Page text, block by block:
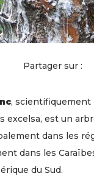
Partager sur :
, scientifiquement
excelsa, est un
dans les
dans les
du Sud.